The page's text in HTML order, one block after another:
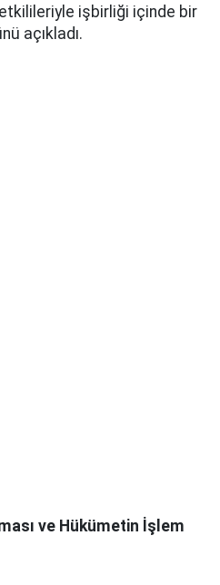
işbirliği içinde bir
açıkladı.
ve Hükümetin İşlem